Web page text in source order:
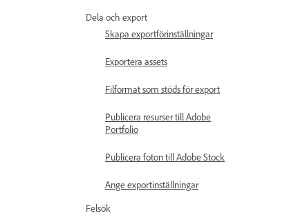
Dela och export
Skapa exportförinställningar
Exportera assets
Filformat som stöds för export
Publicera resurser till Adobe
Portfolio
Publicera foton till Adobe Stock
Ange exportinställningar
Felsök